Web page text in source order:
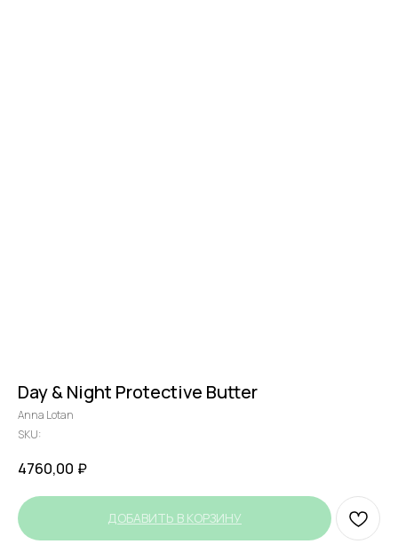
Day & Night Protective Butter
Anna Lotan
SKU:
4760,00 ₽
ДОБАВИТЬ В КОРЗИНУ